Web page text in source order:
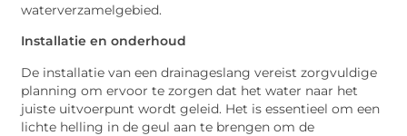
waterverzamelgebied.
Installatie en onderhoud
De installatie van een drainageslang vereist zorgvuldige
planning om ervoor te zorgen dat het water naar het
juiste uitvoerpunt wordt geleid. Het is essentieel om een
lichte helling in de geul aan te brengen om de